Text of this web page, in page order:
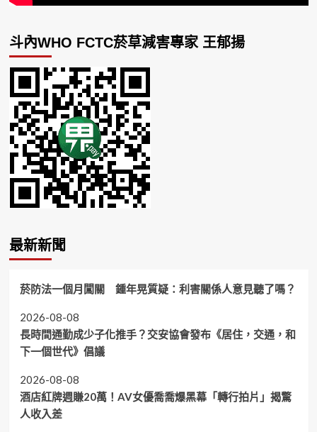
斗內WHO FCTC菸草減害專家 王郁揚
最新新聞
菸防法一個月闖關 鍾年晃質疑：利害關係人意見聽了嗎？
2026-08-08
長時間通勤成少子化推手？交安協會發布《居住，交通，和
下一個世代》倡議
2026-08-08
酒店紅牌週賺20萬！AV女優喬喬爆黑幕「轉行拍片」揭驚
人收入差